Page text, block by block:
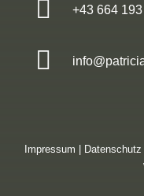
 +43 664

Impressum Datenschutz